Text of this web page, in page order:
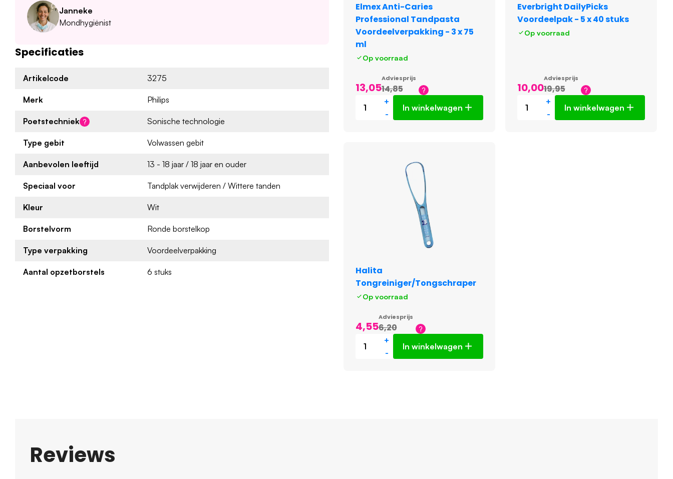
Janneke
Mondhygiënist
Specificaties
Artikelcode 3275
Merk Philips
Poetstechniek Sonische technologie
Type gebit Volwassen gebit
Aanbevolen leeftijd 13 - 18 jaar / 18 jaar en ouder
Speciaal voor Tandplak verwijderen / Wittere tanden
Kleur Wit
Borstelvorm Ronde borstelkop
Type verpakking Voordeelverpakking
Aantal opzetborstels 6 stuks
Elmex Anti-Caries
Professional Tandpasta
Voordeelverpakking - 3 x 75
ml
Op voorraad
13,05
Adviesprijs
14,85
+
-
In winkelwagen
Everbright DailyPicks
Voordeelpak - 5 x 40 stuks
Op voorraad
10,00
Adviesprijs
19,95
+
-
In winkelwagen
Halita
Tongreiniger/Tongschraper
Op voorraad
4,55
Adviesprijs
6,20
+
-
In winkelwagen
Reviews